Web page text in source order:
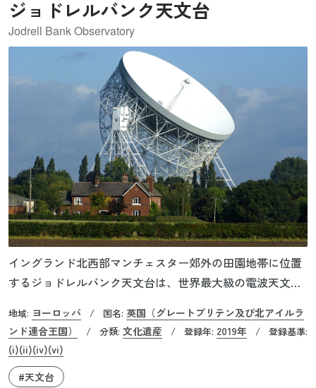
ジョドレルバンク天文台
Jodrell Bank Observatory
イングランド北西部マンチェスター郊外の田園地帯に位置
するジョドレルバンク天文台は、世界最大級の電波天文観
限であることからこの地が選ばれました。広大な農村地帯
に現れる巨大な望遠鏡が印象的ですが、電波天文学の発展
に重要な役割を果たしている天文台でもあります。流星や
月の研究、クエーサーと呼ばれるブラックホールに物質が
地域: ヨーロッパ / 国名: 英国（グレートブリテン及び北アイルラ
ンド連合王国）
/ 分類: 文化遺産 / 登録年: 2019年 / 登録基準:
(i)(ii)(iv)(vi)
#天文台